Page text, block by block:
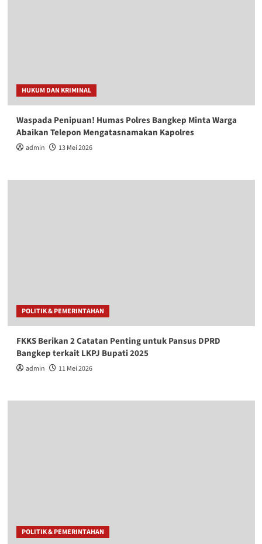
HUKUM DAN KRIMINAL
Waspada Penipuan! Humas Polres Bangkep Minta Warga
Abaikan Telepon Mengatasnamakan Kapolres
admin 13 Mei 2026
POLITIK & PEMERINTAHAN
FKKS Berikan 2 Catatan Penting untuk Pansus DPRD
Bangkep terkait LKPJ Bupati 2025
admin 11 Mei 2026
POLITIK & PEMERINTAHAN